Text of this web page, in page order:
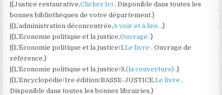
|{Justice restaurative,Clicker Ici. Disponible dans toutes les
bonnes bibliothèques de votre département.}
|{L’administration déconcentrée,A voir et à lire..}
|{L’Économie politique et la justice,Ouvrage.}
|{L’Économie politique et la justice/1,Le livre. Ouvrage de
référence.}
|{L’Économie politique et la justice/3,(la couverture).}
|{L’Encyclopédie/1re édition/BASSE-JUSTICE,Le livre.
Disponible dans toutes les bonnes librairies.}